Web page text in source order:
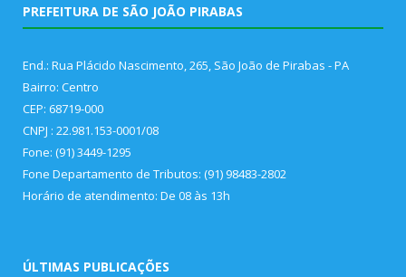
PREFEITURA DE SÃO JOÃO PIRABAS
End.: Rua Plácido Nascimento, 265, São João de Pirabas - PA
Bairro: Centro
CEP: 68719-000
CNPJ : 22.981.153-0001/08
Fone: (91) 3449-1295
Fone Departamento de Tributos: (91) 98483-2802
Horário de atendimento: De 08 às 13h
ÚLTIMAS PUBLICAÇÕES